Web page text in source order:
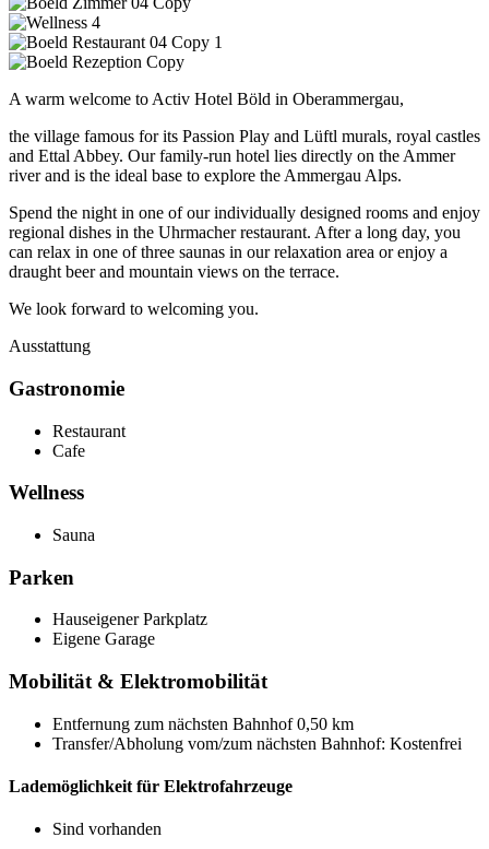
A warm welcome to Activ Hotel Böld in Oberammergau,
the village famous for its Passion Play and Lüftl murals, royal castles
and Ettal Abbey. Our family-run hotel lies directly on the Ammer
river and is the ideal base to explore the Ammergau Alps.
Spend the night in one of our individually designed rooms and enjoy
regional dishes in the Uhrmacher restaurant. After a long day, you
can relax in one of three saunas in our relaxation area or enjoy a
draught beer and mountain views on the terrace.
We look forward to welcoming you.
Ausstattung
Gastronomie
Restaurant
Cafe
Wellness
Sauna
Parken
Hauseigener Parkplatz
Eigene Garage
Mobilität & Elektromobilität
Entfernung zum nächsten Bahnhof 0,50 km
Transfer/Abholung vom/zum nächsten Bahnhof: Kostenfrei
Lademöglichkeit für Elektrofahrzeuge
Sind vorhanden